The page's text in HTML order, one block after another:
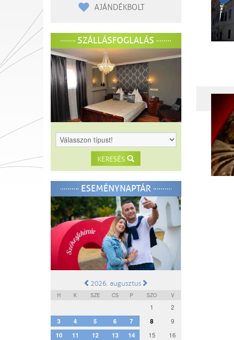
AJÁNDÉKBOLT
SZÁLLÁSFOGLALÁS
KERESÉS
ESEMÉNYNAPTÁR
2026. augusztus
H K SZE CS P SZO V
1 2
3 4 5 6 7 8 9
10 11 12 13 14 15
16